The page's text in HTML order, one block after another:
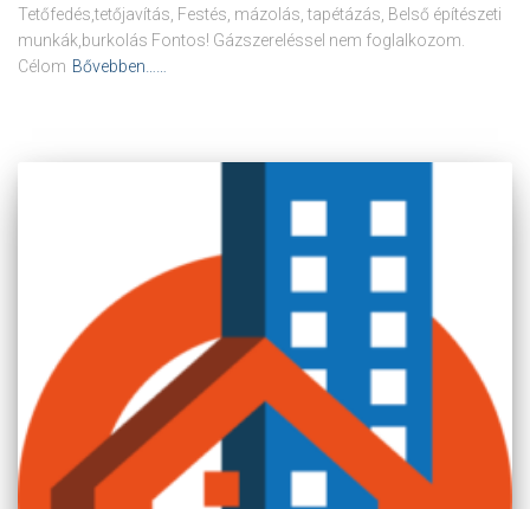
Tetőfedés,tetőjavítás, Festés, mázolás, tapétázás, Belső építészeti
munkák,burkolás Fontos! Gázszereléssel nem foglalkozom.
Célom Bővebben……